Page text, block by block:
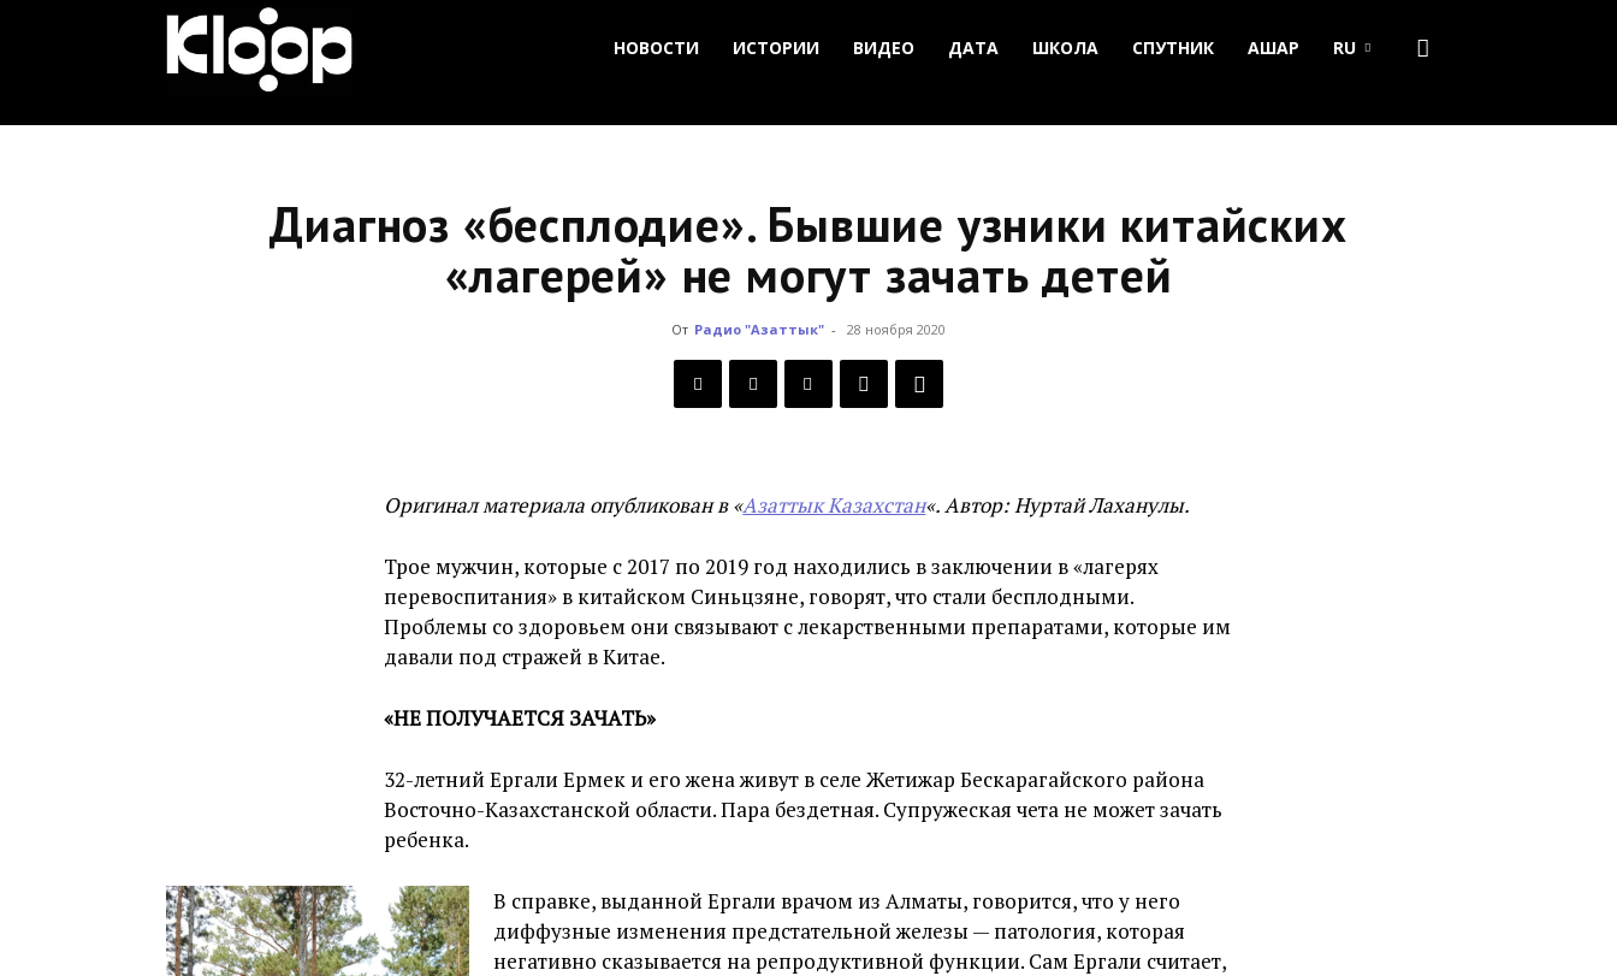
Новости
НОВОСТИ ИСТОРИИ ВИДЕО ДАТА ШКОЛА СПУТНИК АШАР RU
Диагноз «бесплодие». Бывшие узники китайских
«лагерей» не могут зачать детей
От Радио "Азаттык" - 28 ноября 2020
Оригинал материала опубликован в «Азаттык Казахстан«. Автор: Нуртай Лаханулы.
Трое мужчин, которые с 2017 по 2019 год находились в заключении в «лагерях
перевоспитания» в китайском Синьцзяне, говорят, что стали бесплодными.
Проблемы со здоровьем они связывают с лекарственными препаратами, которые им
давали под стражей в Китае.
«НЕ ПОЛУЧАЕТСЯ ЗАЧАТЬ»
32-летний Ергали Ермек и его жена живут в селе Жетижар Бескарагайского района
Восточно-Казахстанской области. Пара бездетная. Супружеская чета не может зачать
ребенка.
В справке, выданной Ергали врачом из Алматы, говорится, что у него
диффузные изменения предстательной железы — патология, которая
негативно сказывается на репродуктивной функции. Сам Ергали считает,